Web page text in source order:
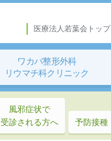
医療法人若葉会トップ
ワカバ整形外科
リウマチ科クリニック
風邪症状で
受診される方へ
予防接種